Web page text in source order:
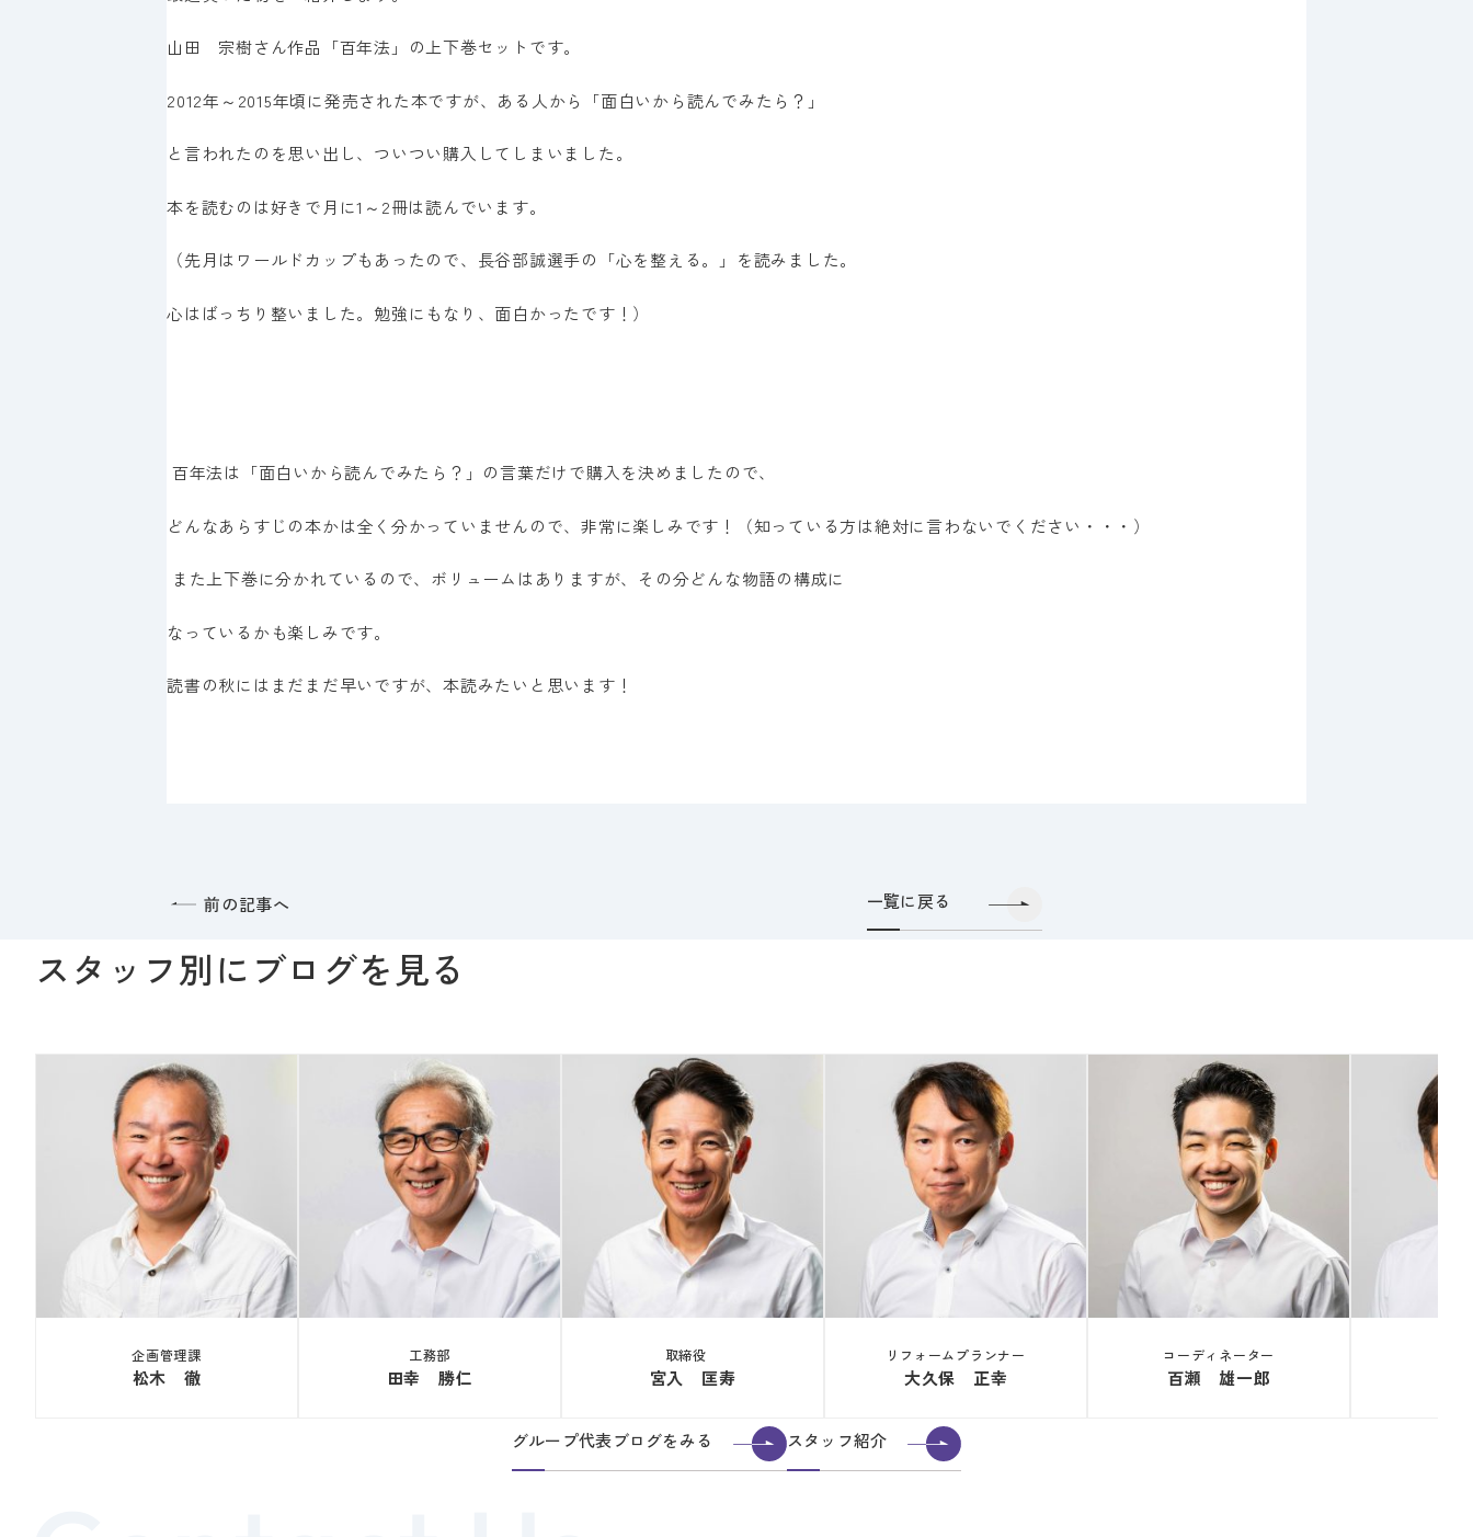
山田 宗樹さん作品「百年法」の上下巻セットです。
2012年～2015年頃に発売された本ですが、ある人から「面白いから読んでみたら？」
と言われたのを思い出し、ついつい購入してしまいました。
本を読むのは好きで月に1～2冊は読んでいます。
（先月はワールドカップもあったので、長谷部誠選手の「心を整える。」を読みました。
心はばっちり整いました。勉強にもなり、面白かったです！）
百年法は 「面白いから読んでみたら？」の言葉だけで購入を決めましたので、
どんなあらすじの本かは全く分かっていませんので、非常に楽しみです！（知っている方は絶対に言わないでください・・・）
また上下巻に分かれているので、ボリュームはありますが、その分どんな物語の構成に
なっているかも楽しみです。
読書の秋にはまだまだ早いですが、本読みたいと思います！
前の記事へ 一覧に戻る
スタッフ別にブログを見る
企画管理課
松木 徹
工務部
田幸 勝仁
取締役
宮入 匡寿
リフォームプランナー
大久保 正幸
コーディネーター
百瀬 雄一郎
グループ代表ブログをみる スタッフ紹介